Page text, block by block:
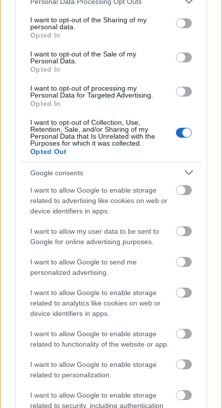
not limited to your visit or usage behaviour. You may click to
grant or deny consent to Google and its third-party tags to
use your data for below specified purposes in below Google
consent section.
I want to opt-out of the Sharing of my
personal data.
Opted In
I want to opt-out of the Sale of my
Personal Data.
Opted In
I want to opt-out of processing my
Personal Data for Targeted Advertising.
Opted In
I want to opt-out of Collection, Use,
Retention, Sale, and/or Sharing of my
Personal Data that Is Unrelated with the
Purposes for which it was collected.
Opted Out
Google consents
I want to allow Google to enable storage
related to advertising like cookies on web or
device identifiers in apps.
I want to allow my user data to be sent to
Google for online advertising purposes.
I want to allow Google to send me
personalized advertising.
I want to allow Google to enable storage
related to analytics like cookies on web or
device identifiers in apps.
I want to allow Google to enable storage
related to functionality of the website or app.
I want to allow Google to enable storage
related to personalization.
I want to allow Google to enable storage
related to security, including authentication
Daca esti adepta unui machiaj soft, alege neutre
precum crem, bej, maro deschis sau combinatii cu
mahon. Rozul este o alta optiune la indemana si se
potriveste cu toata tipurile de piele.
Aplica eyeliner doar pe genele superioare si
mascara rezistent la apa.
Evita rosul pentru buze si alege culori destul
de deschise. Cele cu aspect glossy se vor
vedea bine in poze.
Pastreaza in gentuta: concealer, pudra
apela la testere daca ai posibilitatea, sunt
Machiaza-te langa un geam, lumina naturala este
foarte importanta pentru a asigura un machiaj
"fara pata". Daca apelezi la serviciile unui make-up
cu cateva zile inaintea nuntii
Vezi și